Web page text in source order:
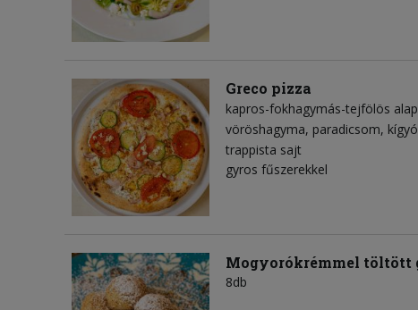
Greco pizza
kapros-fokhagymás-tejfölös alap
vöröshagyma paradicsom
trappista sajt
gyros fűszerekkel
Mogyorókrémmel töltött
8db